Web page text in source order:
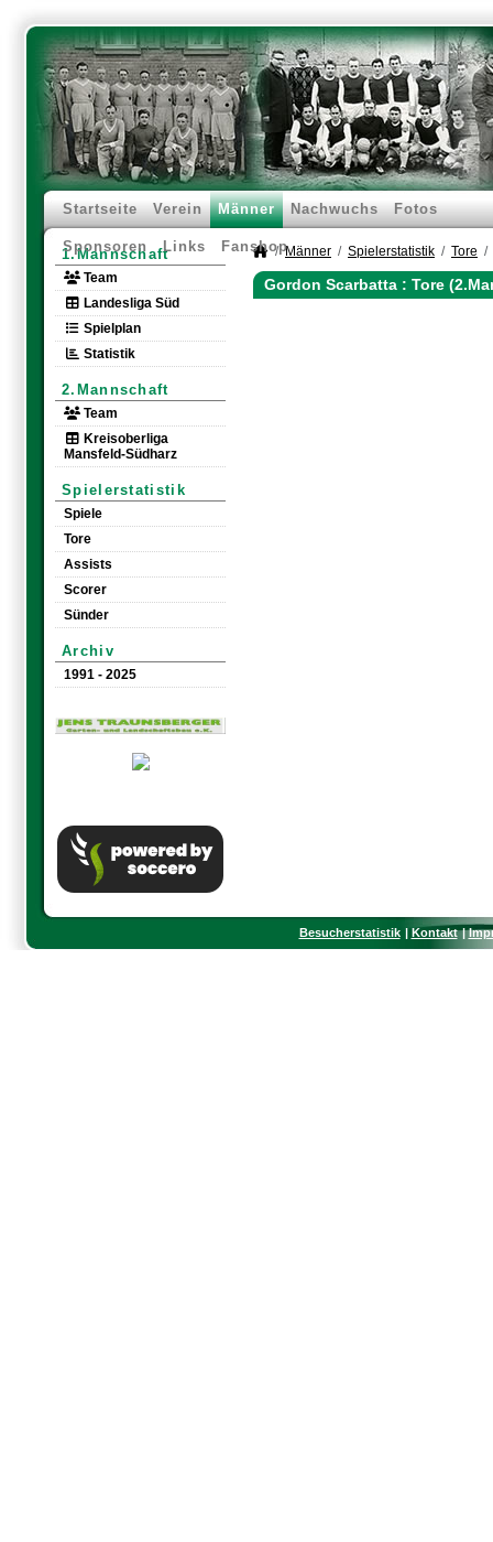
Startseite Verein Männer Nachwuchs Fotos
Sponsoren Links Fanshop
1.Mannschaft
Team
Landesliga Süd
Spielplan
Statistik
2.Mannschaft
Team
Kreisoberliga
Mansfeld-Südharz
Spielerstatistik
Spiele
Tore
Assists
Scorer
Sünder
Archiv
1991 - 2025
Männer Spielerstatistik Tore
Gordon Scarbatta : Tore
Besucherstatistik Kontakt